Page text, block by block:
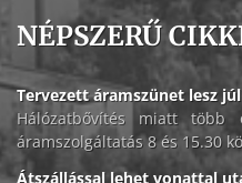
NÉPSZERŰ
Tervezett áramszünet lesz
Hálózatbővítés miatt több
áramszolgáltatás 8 és 15.30
Átszállással lehet vonattal